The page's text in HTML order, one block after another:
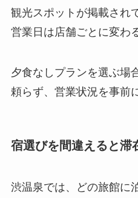
観光スポットが掲載され
営業日は店舗ごとに変わ
夕食なしプランを選ぶ場
頼らず、営業状況を事前
宿選びを間違えると滞
渋温泉では、どの旅館に